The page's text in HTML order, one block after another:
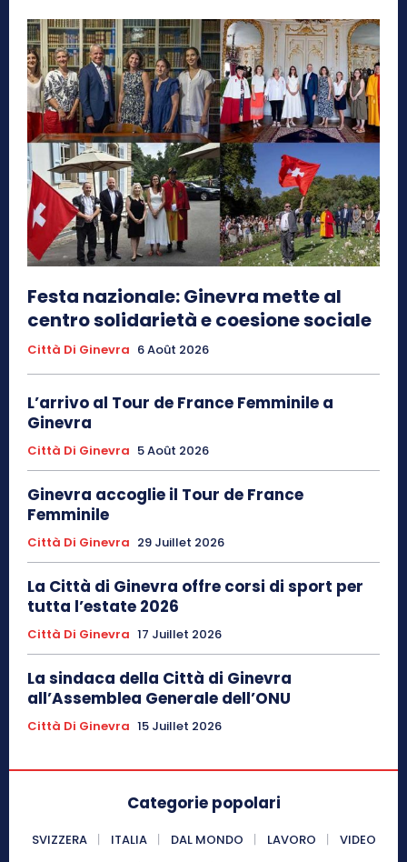
Festa nazionale: Ginevra mette al
centro solidarietà e coesione sociale
Città Di Ginevra 6 Août 2026
L’arrivo al Tour de France Femminile a
Ginevra
Città Di Ginevra 5 Août 2026
Ginevra accoglie il Tour de France
Femminile
Città Di Ginevra 29 Juillet 2026
La Città di Ginevra offre corsi di sport per
tutta l’estate 2026
Città Di Ginevra 17 Juillet 2026
La sindaca della Città di Ginevra
all’Assemblea Generale dell’ONU
Città Di Ginevra 15 Juillet 2026
Categorie popolari
SVIZZERA ITALIA DAL MONDO LAVORO
VIDEO